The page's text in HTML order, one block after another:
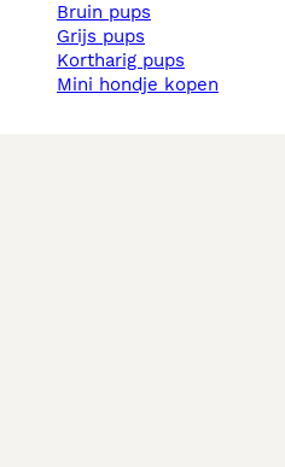
bruin pups
grijs pups
kortharig pups
mini hondje kopen